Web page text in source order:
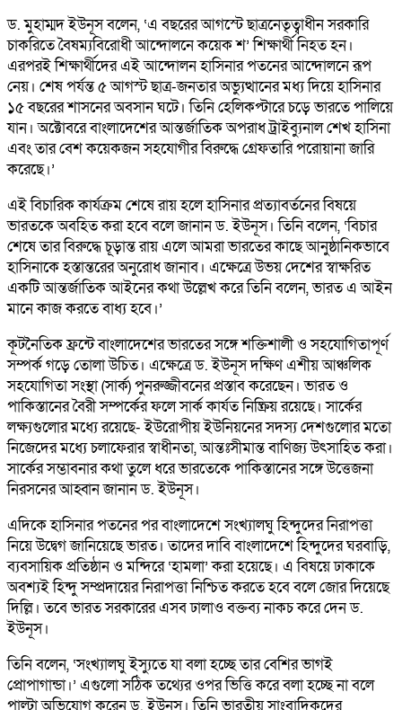
ড. মুহাম্মদ ইউনূস বলেন, ‘এ বছরের আগস্টে ছাত্রনেতৃত্বাধীন সরকারি
চাকরিতে বৈষম্যবিরোধী আন্দোলনে কয়েক শ’ শিক্ষার্থী নিহত হন।
এরপরই শিক্ষার্থীদের এই আন্দোলন হাসিনার পতনের আন্দোলনে রূপ
নেয়। শেষ পর্যন্ত ৫ আগস্ট ছাত্র-জনতার অভ্যুত্থানের মধ্য দিয়ে হাসিনার
১৫ বছরের শাসনের অবসান ঘটে। তিনি হেলিকপ্টারে চড়ে ভারতে পালিয়ে
যান। অক্টোবরে বাংলাদেশের আন্তর্জাতিক অপরাধ ট্রাইব্যুনাল শেখ হাসিনা
এবং তার বেশ কয়েকজন সহযোগীর বিরুদ্ধে গ্রেফতারি পরোয়ানা জারি
করেছে।’
এই বিচারিক কার্যক্রম শেষে রায় হলে হাসিনার প্রত্যাবর্তনের বিষয়ে
ভারতকে অবহিত করা হবে বলে জানান ড. ইউনূস। তিনি বলেন, ‘বিচার
শেষে তার বিরুদ্ধে চূড়ান্ত রায় এলে আমরা ভারতের কাছে আনুষ্ঠানিকভাবে
হাসিনাকে হস্তান্তরের অনুরোধ জানাব। এক্ষেত্রে উভয় দেশের স্বাক্ষরিত
একটি আন্তর্জাতিক আইনের কথা উল্লেখ করে তিনি বলেন, ভারত এ আইন
মানে কাজ করতে বাধ্য হবে।’
কূটনৈতিক ফ্রন্টে বাংলাদেশের ভারতের সঙ্গে শক্তিশালী ও সহযোগিতাপূর্ণ
সম্পর্ক গড়ে তোলা উচিত। এক্ষেত্রে ড. ইউনূস দক্ষিণ এশীয় আঞ্চলিক
সহযোগিতা সংস্থা (সার্ক) পুনরুজ্জীবনের প্রস্তাব করেছেন। ভারত ও
পাকিস্তানের বৈরী সম্পর্কের ফলে সার্ক কার্যত নিষ্ক্রিয় রয়েছে। সার্কের
লক্ষ্যগুলোর মধ্যে রয়েছে- ইউরোপীয় ইউনিয়নের সদস্য দেশগুলোর মতো
নিজেদের মধ্যে চলাফেরার স্বাধীনতা, আন্তঃসীমান্ত বাণিজ্য উৎসাহিত করা।
সার্কের সম্ভাবনার কথা তুলে ধরে ভারতেকে পাকিস্তানের সঙ্গে উত্তেজনা
নিরসনের আহ্বান জানান ড. ইউনূস।
এদিকে হাসিনার পতনের পর বাংলাদেশে সংখ্যালঘু হিন্দুদের নিরাপত্তা
নিয়ে উদ্বেগ জানিয়েছে ভারত। তাদের দাবি বাংলাদেশে হিন্দুদের ঘরবাড়ি,
ব্যবসায়িক প্রতিষ্ঠান ও মন্দিরে ‘হামলা’ করা হয়েছে। এ বিষয়ে ঢাকাকে
অবশ্যই হিন্দু সম্প্রদায়ের নিরাপত্তা নিশ্চিত করতে হবে বলে জোর দিয়েছে
দিল্লি। তবে ভারত সরকারের এসব ঢালাও বক্তব্য নাকচ করে দেন ড.
ইউনূস।
তিনি বলেন, ‘সংখ্যালঘু ইস্যুতে যা বলা হচ্ছে তার বেশির ভাগই
প্রোপাগান্ডা।’ এগুলো সঠিক তথ্যের ওপর ভিত্তি করে বলা হচ্ছে না বলে
পাল্টা অভিযোগ করেন ড. ইউনূস। তিনি ভারতীয় সাংবাদিকদের